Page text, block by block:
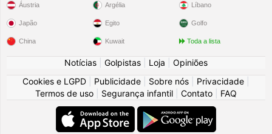
Áustria
Japão
China
Argélia
Egito
Kuwait
Líbano
Golfo
Toda a lista
Notícias Golpistas Loja
Opiniões
Cookies e LGPD
Publicidade Sobre nós Privacidade
Termos de uso
Segurança infantil Contato FAQ